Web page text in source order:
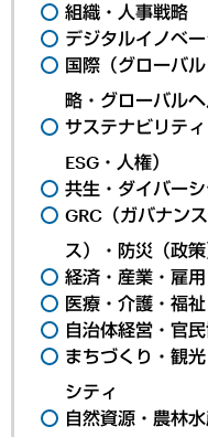
組織・人事戦略
デジタルイノベ
国際（グローバ
略・グローバルヘ
サステナビリテ
ESG・人権）
共生・ダイバーシ
GRC（ガバナン
ス）・防災（政策
経済・産業・雇
医療・介護・福
自治体経営・官
まちづくり・観
シティ
自然資源・農林